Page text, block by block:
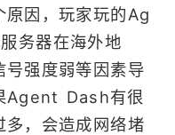
原因，玩家玩的Ag
务器在海外地
号强度弱等因素导
Agent Dash有很
多，会造成网络堵